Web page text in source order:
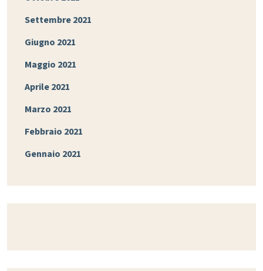
Settembre 2021
Giugno 2021
Maggio 2021
Aprile 2021
Marzo 2021
Febbraio 2021
Gennaio 2021